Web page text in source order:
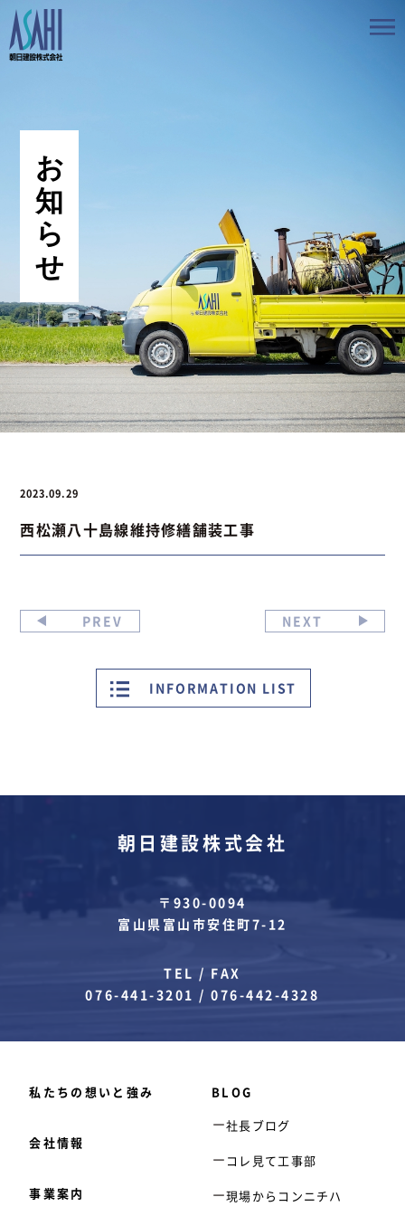
事業案内
会社情報
採用情報
お知らせ
BLOG
お問い合わせ
お問い合わせ 076-441-3201 Instagram
2023.09.29
西松瀬八十島線維持修繕舗装工事
PREV
INFORMATION LIST
NEXT
朝日建設株式会社
〒930-0094
富山県富山市安住町7-12
TEL / FAX
076-441-3201 /076-442-4328
私たちの想いと強み
会社情報
事業案内
BLOG
社長ブログ
コレ見て工事部
現場からコンニチハ